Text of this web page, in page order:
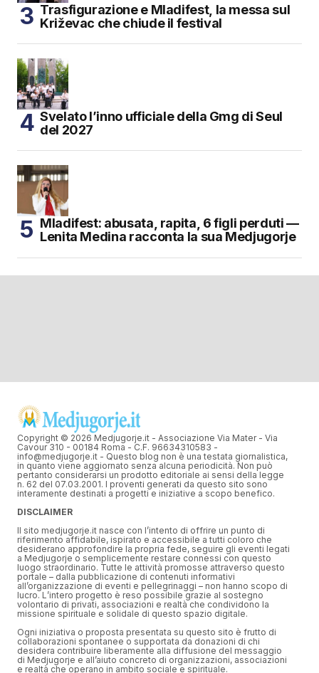
Trasfigurazione e Mladifest, la messa sul
Križevac che chiude il festival
Svelato l’inno ufficiale della Gmg di Seul
del 2027
Mladifest: abusata, rapita, 6 figli perduti —
Lenita Medina racconta la sua Medjugorje
Copyright © 2026 Medjugorje.it - Associazione Via Mater - Via
Cavour 310 - 00184 Roma - C.F. 96634310583 -
info@medjugorje.it - Questo blog non è una testata giornalistica,
in quanto viene aggiornato senza alcuna periodicità. Non può
pertanto considerarsi un prodotto editoriale ai sensi della legge
n. 62 del 07.03.2001. I proventi generati da questo sito sono
interamente destinati a progetti e iniziative a scopo benefico.
DISCLAIMER
Il sito medjugorje.it nasce con l’intento di offrire un punto di
riferimento affidabile, ispirato e accessibile a tutti coloro che
desiderano approfondire la propria fede, seguire gli eventi legati
a Medjugorje o semplicemente restare connessi con questo
luogo straordinario. Tutte le attività promosse attraverso questo
portale – dalla pubblicazione di contenuti informativi
all’organizzazione di eventi e pellegrinaggi – non hanno scopo di
lucro. L’intero progetto è reso possibile grazie al sostegno
volontario di privati, associazioni e realtà che condividono la
missione spirituale e solidale di questo spazio digitale.
Ogni iniziativa o proposta presentata su questo sito è frutto di
collaborazioni spontanee o supportata da donazioni di chi
desidera contribuire liberamente alla diffusione del messaggio
di Medjugorje e all’aiuto concreto di organizzazioni, associazioni
e realtà che operano in ambito sociale e spirituale.